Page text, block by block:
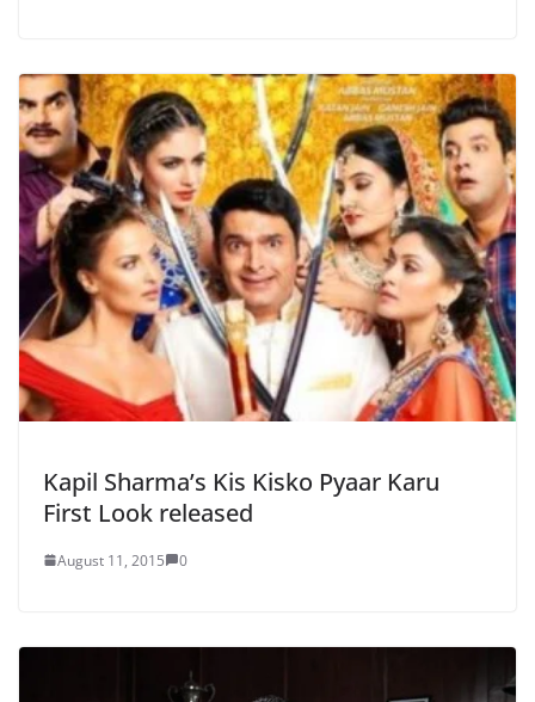
Kapil Sharma’s Kis Kisko Pyaar Karu
First Look released
August 11, 2015 0